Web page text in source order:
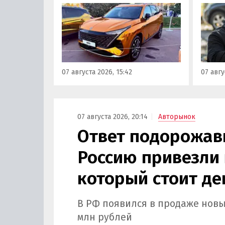
которые сейчас растет. На днях
на автомобильном фестивале
«ПроДвижение» на ВДНХ в
Москве в числе прочих
моделей «Москвича» был
представлен семиместный
кроссовер М90.
07 августа 2026, 15:42
могут
всего
07
07 августа 2026, 20:14 Авторынок
Ответ
Россию
который стоит
В РФ появился в продаже
млн рублей